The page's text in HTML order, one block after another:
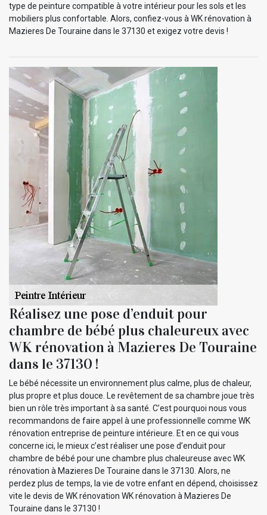
type de peinture compatible à votre intérieur pour les sols et les
mobiliers plus confortable. Alors, confiez-vous à WK rénovation à
Mazieres De Touraine dans le 37130 et exigez votre devis !
Réalisez une pose d’enduit pour
chambre de bébé plus chaleureux avec
WK rénovation à Mazieres De Touraine
dans le 37130 !
Le bébé nécessite un environnement plus calme, plus de chaleur,
plus propre et plus douce. Le revêtement de sa chambre joue très
bien un rôle très important à sa santé. C’est pourquoi nous vous
recommandons de faire appel à une professionnelle comme WK
rénovation entreprise de peinture intérieure. Et en ce qui vous
concerne ici, le mieux c’est réaliser une pose d’enduit pour
chambre de bébé pour une chambre plus chaleureuse avec WK
rénovation à Mazieres De Touraine dans le 37130. Alors, ne
perdez plus de temps, la vie de votre enfant en dépend, choisissez
vite le devis de WK rénovation WK rénovation à Mazieres De
Touraine dans le 37130 !